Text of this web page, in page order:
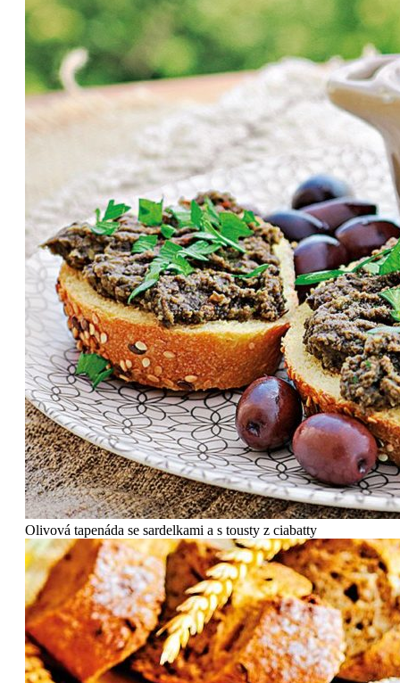
Olivová tapenáda se sardelkami a s tousty z ciabatty